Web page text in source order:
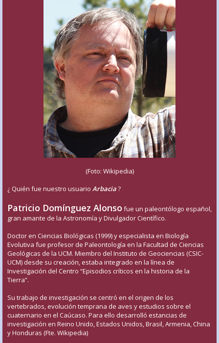
(Foto: Wikipedia)
¿ Quién fue nuestro usuario Arbacia?
Patricio Domínguez Alonso fue un paleontólogo español,
gran amante de la Astronomía y Divulgador Científico.
Doctor en Ciencias Biológicas (1999) y especialista en Biología
Evolutiva fue profesor de Paleontología en la Facultad de Ciencias
Geológicas de la UCM. Miembro del Instituto de Geociencias (CSIC-
UCM) desde su creación, estaba integrado en la línea de
Investigación del Centro “Episodios críticos en la historia de la
Tierra”.
Su trabajo de investigación se centró en el origen de los
vertebrados, evolución temprana de aves y estudios sobre el
cuaternario en el Caúcaso. Para ello desarrolló estancias de
investigación en Reino Unido, Estados Unidos, Brasil, Armenia, China
y Honduras (Fte. Wikipedia)